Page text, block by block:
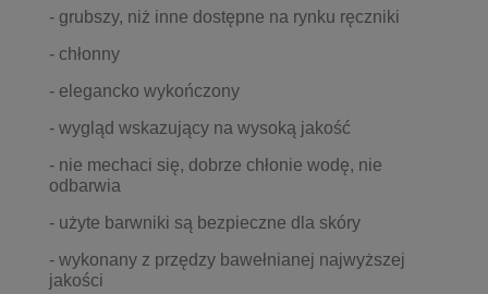
- grubszy, niż inne dostępne na rynku ręczniki
- chłonny
- elegancko wykończony
- wygląd wskazujący na wysoką jakość
- nie mechaci się, dobrze chłonie wodę, nie
odbarwia
- użyte barwniki są bezpieczne dla skóry
- wykonany z przędzy bawełnianej najwyższej
jakości